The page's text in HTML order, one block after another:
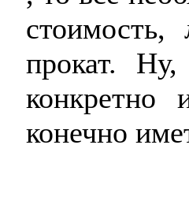
прокат.
конкретно
конечно